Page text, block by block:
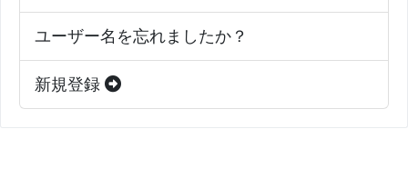
ユーザー名を忘れましたか？
新規登録